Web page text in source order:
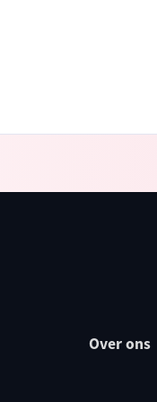
Over ons